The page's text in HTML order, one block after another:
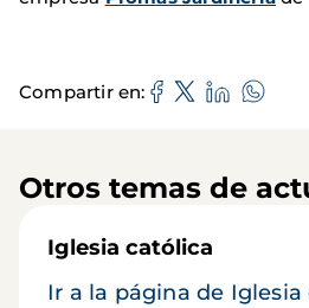
Compartir en
Otros temas de
Iglesia católica
Ir a la página de Iglesia